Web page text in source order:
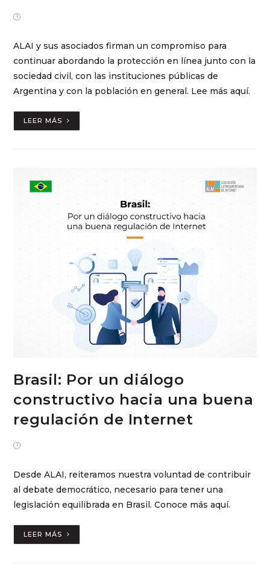
ALAI y sus asociados firman un compromiso para
continuar abordando la protección en línea junto con la
sociedad civil, con las instituciones públicas de
Argentina y con la población en general. Lee más aquí.
LEER MÁS
Brasil: Por un diálogo
constructivo hacia una buena
regulación de Internet
Desde ALAI, reiteramos nuestra voluntad de contribuir
al debate democrático, necesario para tener una
legislación equilibrada en Brasil. Conoce más aquí.
LEER MÁS